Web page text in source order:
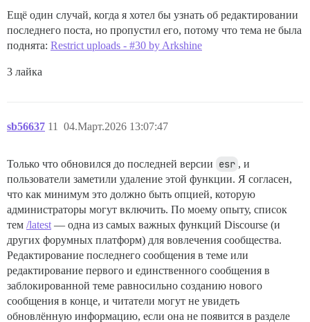
Ещё один случай, когда я хотел бы узнать об редактировании
последнего поста, но пропустил его, потому что тема не была
поднята: Restrict uploads - #30 by Arkshine
3 лайка
sb56637 04.Март.2026 13:07:47
11
Только что обновился до последней версии esr , и
пользователи заметили удаление этой функции. Я согласен,
что как минимум это должно быть опцией, которую
администраторы могут включить. По моему опыту, список
тем /latest — одна из самых важных функций Discourse (и
других форумных платформ) для вовлечения сообщества.
Редактирование последнего сообщения в теме или
редактирование первого и единственного сообщения в
заблокированной теме равносильно созданию нового
сообщения в конце, и читатели могут не увидеть
обновлённую информацию, если она не появится в разделе